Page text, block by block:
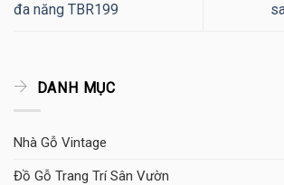
đa năng TBR199
DANH MỤC
Nhà Gỗ Vintage
Đồ Gỗ Trang Trí Sân Vườn